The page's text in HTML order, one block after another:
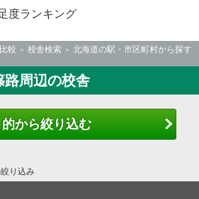
度ランキング
較 校舎検索
北海道の駅・市区町村から探す
路周辺の校舎
的から絞り込む
り込み